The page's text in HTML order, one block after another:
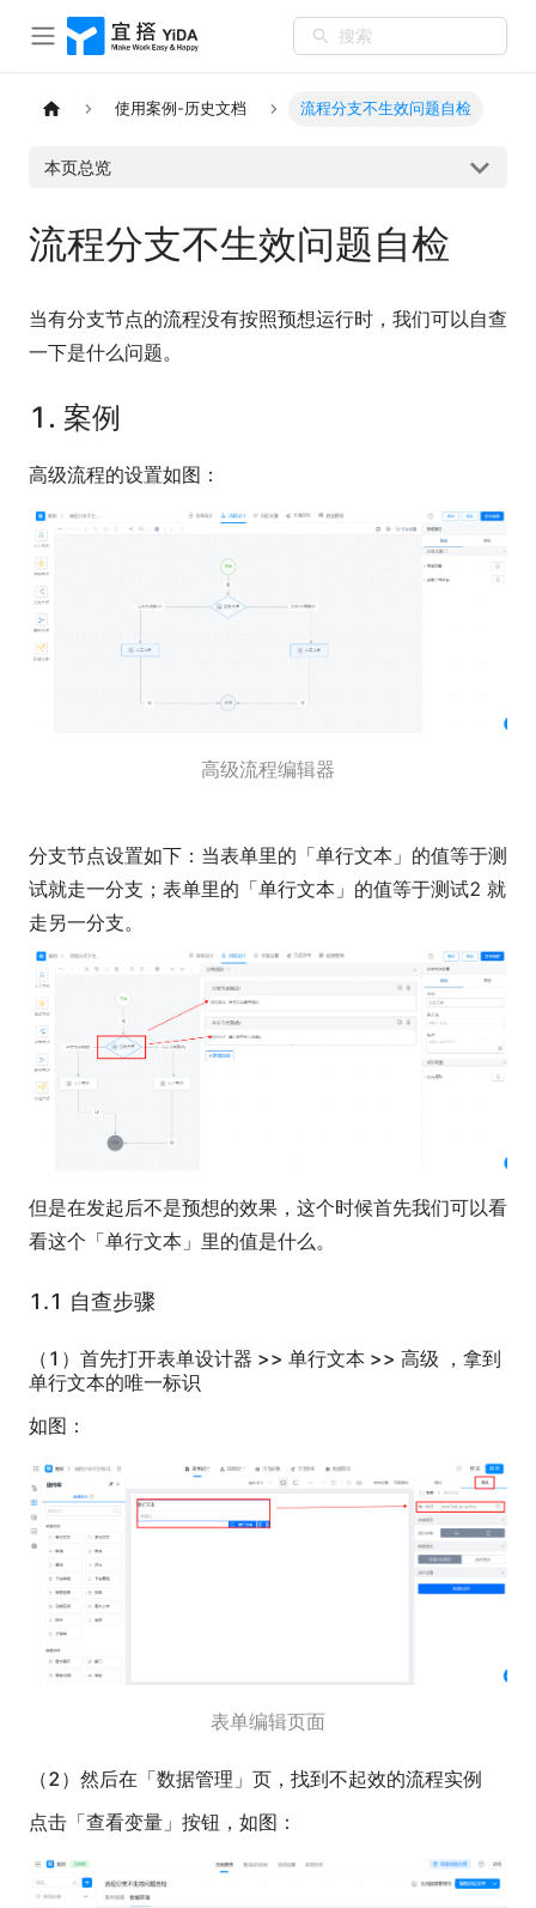
搜索
使用案例-历史文档 流程分支不生效问题自检
本页总览
流程分支不生效问题自检
当有分支节点的流程没有按照预想运行时，我们可以自查
一下是什么问题。
1. 案例
高级流程的设置如图：
高级流程编辑器
分支节点设置如下：当表单里的「单行文本」的值等于测
试就走一分支；表单里的「单行文本」的值等于测试2 就
走另一分支。
但是在发起后不是预想的效果，这个时候首先我们可以看
看这个「单行文本」里的值是什么。
1.1 自查步骤
（1）首先打开表单设计器 >> 单行文本 >> 高级 ，拿到
单行文本的唯一标识
如图：
表单编辑页面
（2）然后在「数据管理」页，找到不起效的流程实例
点击「查看变量」按钮，如图：